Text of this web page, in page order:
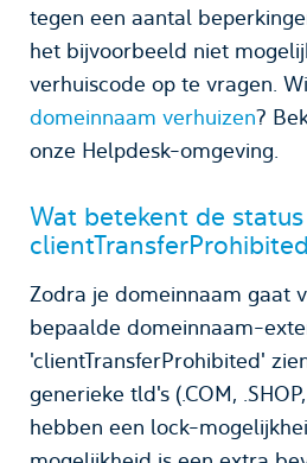
tegen een aantal
het bijvoorbeeld niet mogelijk om een
verhuiscode op te vragen.
domeinnaam verhuizen?
onze Helpdesk-omgeving.
Wat betekent de status
Zodra je domeinnaam gaat
bepaalde domeinnaam-
'clientTransferProhibited'
generieke tld's (.COM,
hebben een lock-